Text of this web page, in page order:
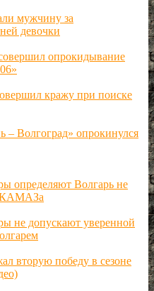
мужчину за
девочки
опрокидывание
кражу при поиске
– Волгоград» опрокинулся
определяют Волгарь не
КАМАЗа
не допускают уверенной
вторую победу в сезоне